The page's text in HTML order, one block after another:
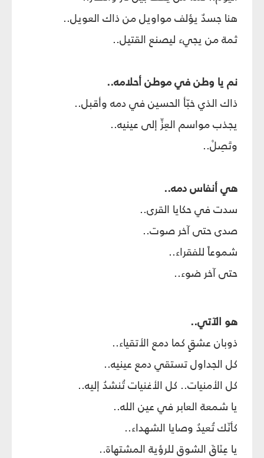
هنا جسدٌ يؤلف مواويل من ذاك العويل..
ثمة من يجيء ليصنع القتيل..
نم يا وطن في موطن أحلامه..
ذاك الذي خبّأ الحسين في دمه وأقبل..
يجذب مواسم العِزِّ إلى عينيه..
وتَصِلْ..
هي أنفاس دمه..
سدت في حكايا القرى..
صدى حتى آخر صوت..
شموعاً للفقراء..
حتى آخر ضوء..
هو الآتي..
ذوبان عشقٍ كما دمع الأتقياء..
كل الجداول تستقي دمع عينيه..
كل الأمنيات.. كل الأغنيات تُنشدُ إليه..
يا شمعة العابر في عين الله..
كأنّك تُعيدُ وصايا الشهداء..
يا عِنَاقَ الشوق للرؤية المشتهاة..